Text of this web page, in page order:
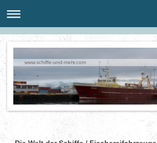
www.schiffe-und-mehr.com